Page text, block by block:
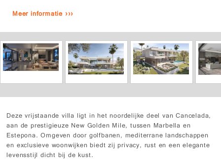
Meer informatie ›››
Deze vrijstaande villa ligt in het noordelijke deel van Cancelada,
aan de prestigieuze New Golden Mile, tussen Marbella en
Estepona. Omgeven door golfbanen, mediterrane landschappen
en exclusieve woonwijken biedt zij privacy, rust en een elegante
levensstijl dicht bij de kust.